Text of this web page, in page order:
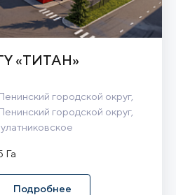
«ТИТАН»
городской округ,
городской округ,
Га
Подробнее